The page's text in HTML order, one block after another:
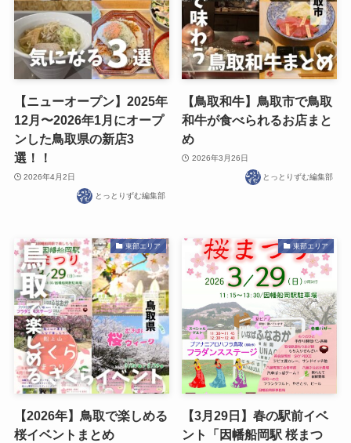
【ニューオープン】2025年
12月〜2026年1月にオープ
ンした鳥取県の新店3
選！！
2026年4月2日
とっとりずむ編集部
【鳥取和牛】鳥取市で鳥取
和牛が食べられるお店まと
め
2026年3月26日
とっとりずむ編集部
東部エリア
【2026年】鳥取で楽しめる
桜イベントまとめ
東部エリア
【3月29日】春の駅前イベ
ント「因幡船岡駅 桜まつ